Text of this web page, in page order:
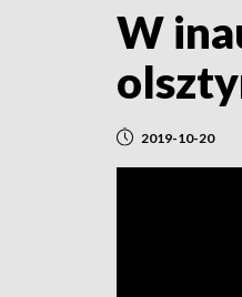
W
2019-10-20